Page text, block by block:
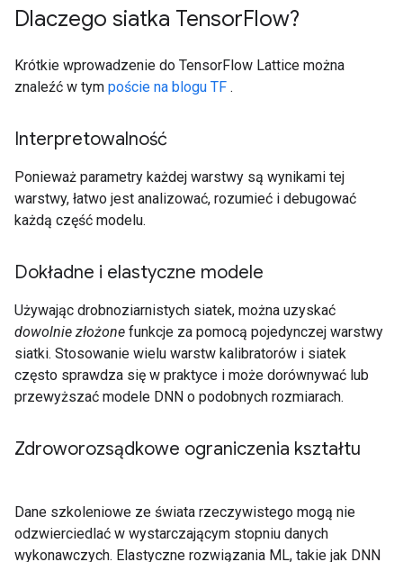
Dlaczego siatka TensorFlow?
Krótkie wprowadzenie do TensorFlow Lattice można
znaleźć w tym poście na blogu TF .
Interpretowalność
Ponieważ parametry każdej warstwy są wynikami tej
warstwy, łatwo jest analizować, rozumieć i debugować
każdą część modelu.
Dokładne i elastyczne modele
Używając drobnoziarnistych siatek, można uzyskać
dowolnie złożone funkcje za pomocą pojedynczej warstwy
siatki. Stosowanie wielu warstw kalibratorów i siatek
często sprawdza się w praktyce i może dorównywać lub
przewyższać modele DNN o podobnych rozmiarach.
Zdroworozsądkowe ograniczenia kształtu
Dane szkoleniowe ze świata rzeczywistego mogą nie
odzwierciedlać w wystarczającym stopniu danych
wykonawczych. Elastyczne rozwiązania ML, takie jak DNN